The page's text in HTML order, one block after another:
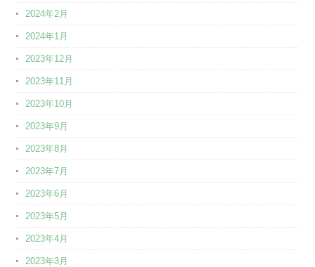
2024年2月
2024年1月
2023年12月
2023年11月
2023年10月
2023年9月
2023年8月
2023年7月
2023年6月
2023年5月
2023年4月
2023年3月